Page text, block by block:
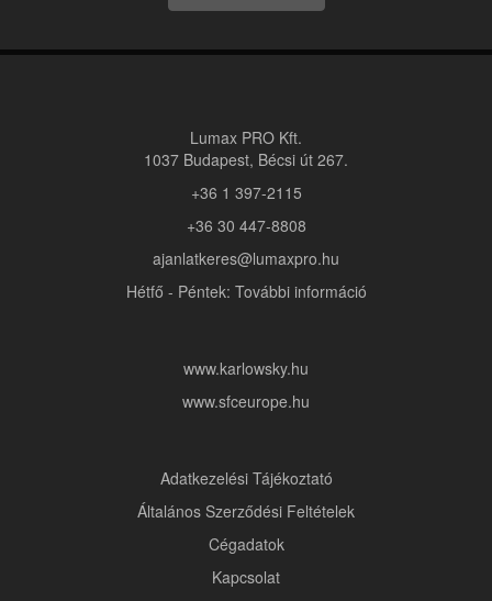
Lumax PRO Kft.
1037 Budapest, Bécsi út 267.
+36 1 397-2115
+36 30 447-8808
ajanlatkeres@lumaxpro.hu
Hétfő - Péntek: További információ
www.karlowsky.hu
www.sfceurope.hu
Adatkezelési Tájékoztató
Általános Szerződési Feltételek
Cégadatok
Kapcsolat